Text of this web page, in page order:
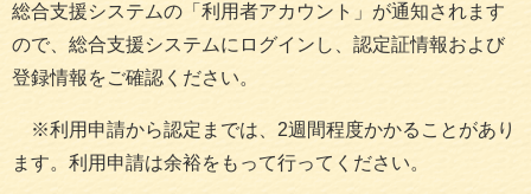
総合支援システムの「利用者アカウント」が通知されます
ので、総合支援システムにログインし、認定証情報および
登録情報をご確認ください。
※利用申請から認定までは、2週間程度かかることがあり
ます。利用申請は余裕をもって行ってください。